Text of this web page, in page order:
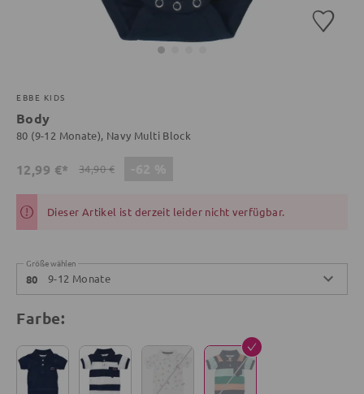
EBBE KIDS
Body
80 (9-12 Monate), Navy Multi Block
12,99 €* 34,90 €
Dieser Artikel ist derzeit leider nicht verfügbar.
Größe wählen
80 9-12 Monate
Farbe: